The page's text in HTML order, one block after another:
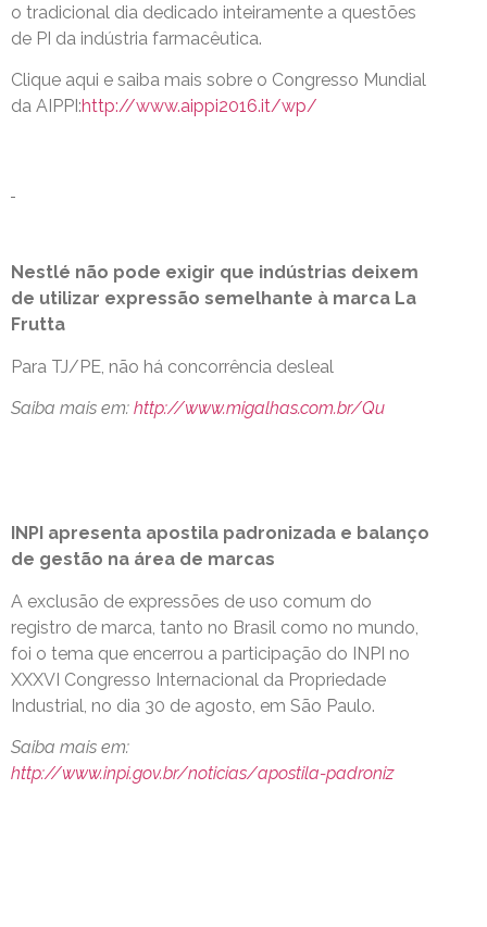
o tradicional dia dedicado inteiramente a questões
de PI da indústria farmacêutica.
Clique aqui e saiba mais sobre o Congresso Mundial
da AIPPI:http://www.aippi2016.it/wp/
Nestlé não pode exigir que indústrias deixem
de utilizar expressão semelhante à marca La
Frutta
Para TJ/PE, não há concorrência desleal
Saiba mais em: http://www.migalhas.com.br/Qu
INPI apresenta apostila padronizada e balanço
de gestão na área de marcas
A exclusão de expressões de uso comum do
registro de marca, tanto no Brasil como no mundo,
foi o tema que encerrou a participação do INPI no
XXXVI Congresso Internacional da Propriedade
Industrial, no dia 30 de agosto, em São Paulo.
Saiba mais em:
http://www.inpi.gov.br/noticias/apostila-padroniz